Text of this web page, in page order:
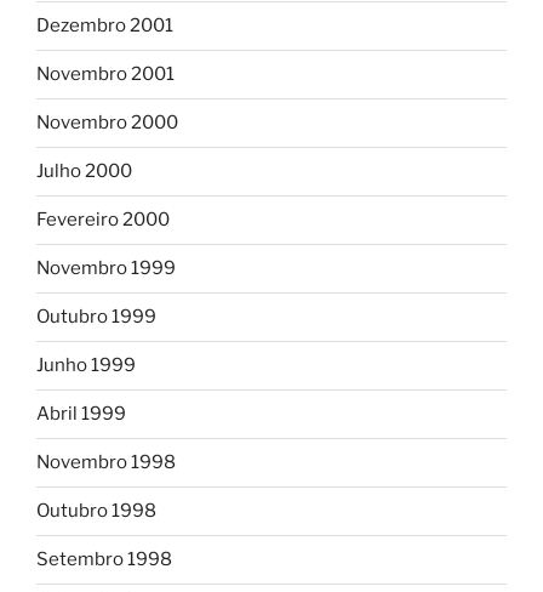
Dezembro 2001
Novembro 2001
Novembro 2000
Julho 2000
Fevereiro 2000
Novembro 1999
Outubro 1999
Junho 1999
Abril 1999
Novembro 1998
Outubro 1998
Setembro 1998